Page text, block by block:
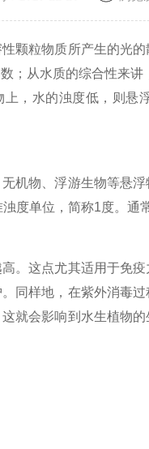
粒物质所产生的光的
；从水质的综合性来
，水的浊度低，则
物、浮游生物等悬浮
度单位，简称1度。通
这点尤其适用于免疫
同样地，在紫外消毒
就会影响到水生植物